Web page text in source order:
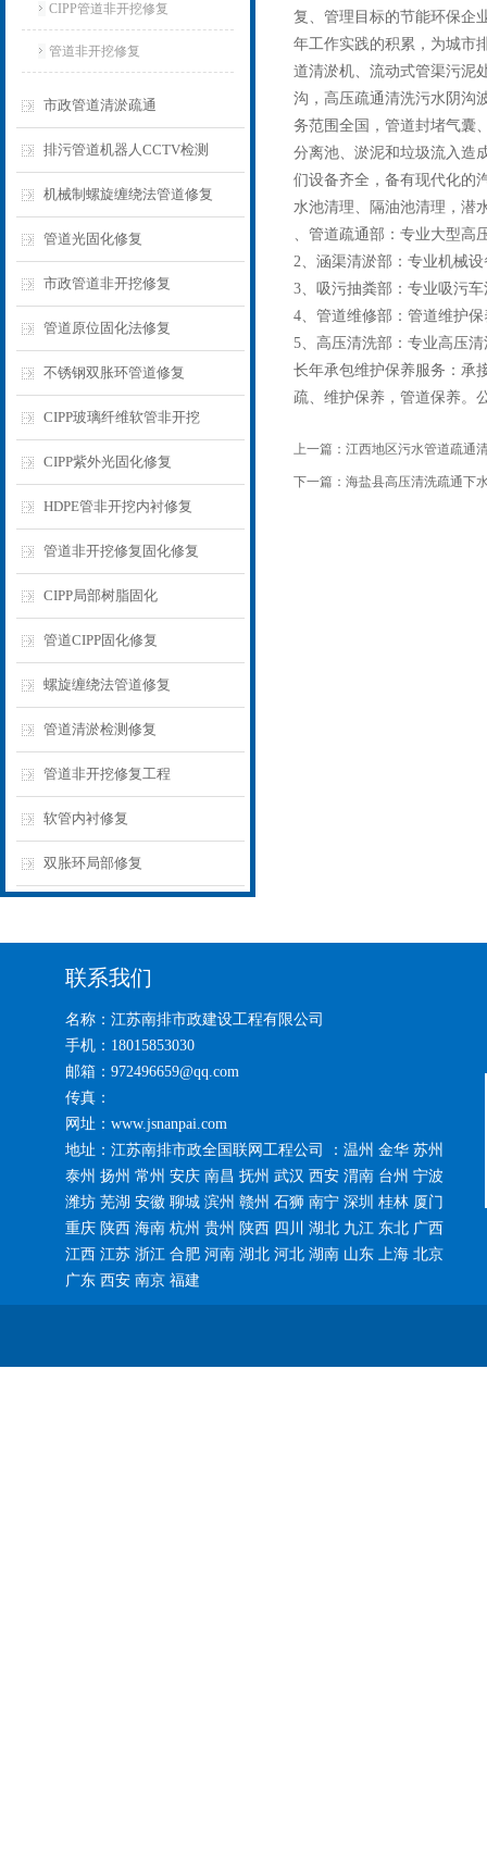
CIPP管道非开挖修复
管道非开挖修复
市政管道清淤疏通
排污管道机器人CCTV检测
机械制螺旋缠绕法管道修复
管道光固化修复
市政管道非开挖修复
管道原位固化法修复
不锈钢双胀环管道修复
CIPP玻璃纤维软管非开挖
CIPP紫外光固化修复
HDPE管非开挖内衬修复
管道非开挖修复固化修复
CIPP局部树脂固化
管道CIPP固化修复
螺旋缠绕法管道修复
管道清淤检测修复
管道非开挖修复工程
软管内衬修复
双胀环局部修复
复、管理目标的节能环保企
年工作实践的积累，为城市
道清淤机、流动式管渠污泥
沟，高压疏通清洗污水阴沟
务范围全国，管道封堵气囊
分离池、淤泥和垃圾流入造
们设备齐全，备有现代化的
水池清理、隔油池清理，潜
、管道疏通部：专业大型高
2、涵渠清淤部：专业机械
3、吸污抽粪部：专业吸污
4、管道维修部：管道维护
5、高压清洗部：专业高压
长年承包维护保养服务：承
疏、维护保养，管道保养。
上一篇： 江西地区污水管道疏通
下一篇： 海盐县高压清洗疏通下
联系我们
名称：江苏南排市政建设工程有限公司
手机：18015853030
邮箱：972496659@qq.com
传真：
网址：www.jsnanpai.com
地址：江苏南排市政全国联网工程公司 ：温州 金华 苏州
泰州 扬州 常州 安庆 南昌 抚州 武汉 西安 渭南 台州 宁波
潍坊 芜湖 安徽 聊城 滨州 赣州 石狮 南宁 深圳 桂林 厦门
重庆 陕西 海南 杭州 贵州 陕西 四川 湖北 九江 东北 广西
江西 江苏 浙江 合肥 河南 湖北 河北 湖南 山东 上海 北京
广东 西安 南京 福建